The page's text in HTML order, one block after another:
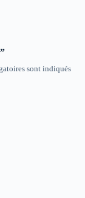
sont indiqués